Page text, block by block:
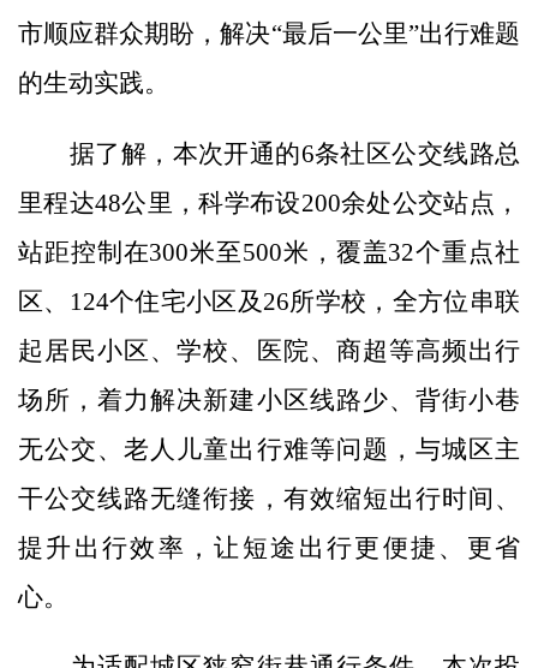
市顺应群众期盼，解决“最后一公里”出行难题
的生动实践。
据了解，本次开通的6条社区公交线路总
里程达48公里，科学布设200余处公交站点，
站距控制在300米至500米，覆盖32个重点社
区、124个住宅小区及26所学校，全方位串联
起居民小区、学校、医院、商超等高频出行
场所，着力解决新建小区线路少、背街小巷
无公交、老人儿童出行难等问题，与城区主
干公交线路无缝衔接，有效缩短出行时间、
提升出行效率，让短途出行更便捷、更省
心。